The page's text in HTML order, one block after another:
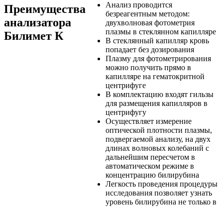
Преимущества
анализатора
Билимет К
Анализ проводится
безреагентным методом:
двухволновая фотометрия
плазмы в стеклянном капилляре
В стеклянный капилляр кровь
попадает без дозирования
Плазму для фотометрирования
можно получить прямо в
капилляре на гематокритной
центрифуге
В комплектацию входят гильзы
для размещения капилляров в
центрифугу
Осуществляет измерение
оптической плотности плазмы,
подвергаемой анализу, на двух
длинах волновых колебаний с
дальнейшим пересчетом в
автоматическом режиме в
концентрацию билирубина
Легкость проведения процедуры
исследования позволяет узнать
уровень билирубина не только в